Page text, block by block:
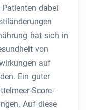
dabei
hat sich in
von
auf
Ein guter
Score-
Auf diese